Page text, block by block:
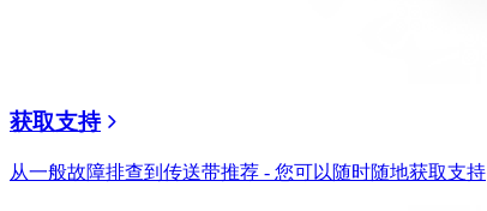
获取支持
从一般故障排查到传送带推荐 - 您可以随时随地获取支持